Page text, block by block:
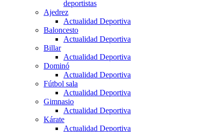
deportistas
Ajedrez
Actualidad Deportiva
Baloncesto
Actualidad Deportiva
Billar
Actualidad Deportiva
Dominó
Actualidad Deportiva
Fútbol sala
Actualidad Deportiva
Gimnasio
Actualidad Deportiva
Kárate
Actualidad Deportiva